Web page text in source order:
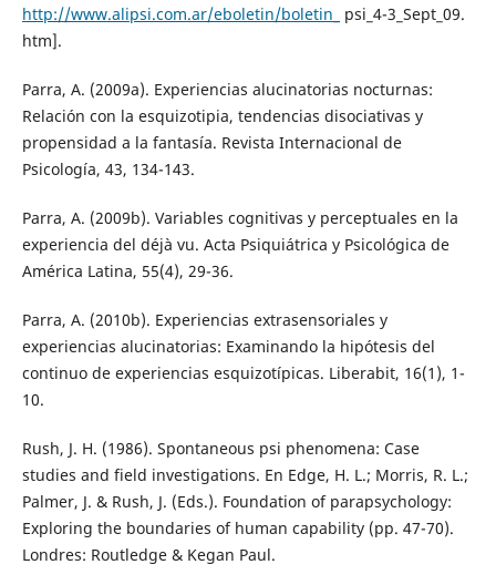
http://www.alipsi.com.ar/eboletin/boletin_
psi_4-3_Sept_09.
htm].
Parra, A. (2009a). Experiencias alucinatorias nocturnas:
Relación con la esquizotipia, tendencias disociativas y
propensidad a la fantasía. Revista Internacional de
Psicología, 43, 134-143.
Parra, A. (2009b). Variables cognitivas y perceptuales en la
experiencia del déjà vu. Acta Psiquiátrica y Psicológica de
América Latina, 55(4), 29-36.
Parra, A. (2010b). Experiencias extrasensoriales y
experiencias alucinatorias: Examinando la hipótesis del
continuo de experiencias esquizotípicas. Liberabit, 16(1), 1-
10.
Rush, J. H. (1986). Spontaneous psi phenomena: Case
studies and field investigations. En Edge, H. L.; Morris, R. L.;
Palmer, J. & Rush, J. (Eds.). Foundation of parapsychology:
Exploring the boundaries of human capability (pp. 47-70).
Londres: Routledge & Kegan Paul.